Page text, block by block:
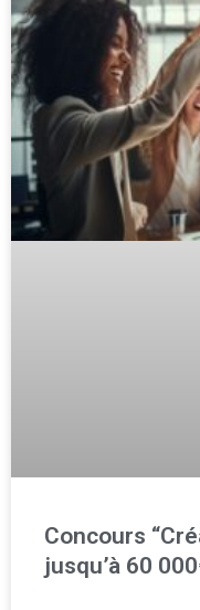
Concours
jusqu’à 60